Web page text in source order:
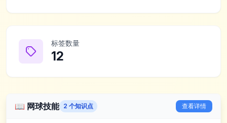
标签数量
12
📖 网球技能 2 个知识点 查看详情